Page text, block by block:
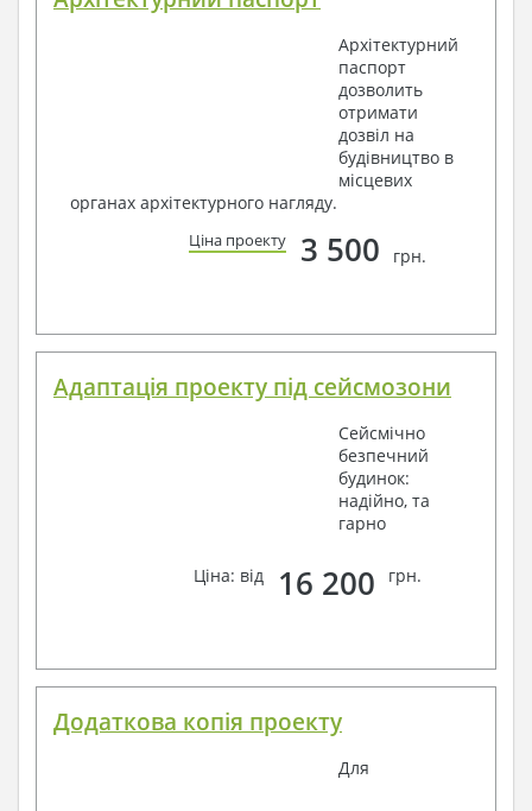
Архітектурний
паспорт
дозволить
отримати
дозвіл на
будівництво в
місцевих
органах архітектурного нагляду.
Ціна проекту 3 500 грн.
Адаптація проекту під сейсмозони
Сейсмічно
безпечний
будинок:
надійно, та
гарно
Ціна: від 16 200 грн.
Додаткова копія проекту
Для